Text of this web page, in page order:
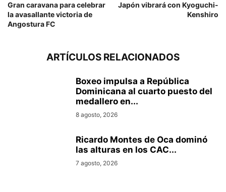
Gran caravana para celebrar
la avasallante victoria de
Angostura FC
Japón vibrará con Kyoguchi-
Kenshiro
ARTÍCULOS RELACIONADOS
Boxeo impulsa a República
Dominicana al cuarto puesto del
medallero en...
8 agosto, 2026
Ricardo Montes de Oca dominó
las alturas en los CAC...
7 agosto, 2026